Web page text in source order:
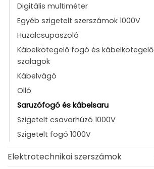
Digitális multiméter
Egyéb szigetelt szerszámok 1000V
Huzalcsupaszoló
Kábelkötegelő fogó és kábelkötegelő
szalagok
Kábelvágó
Olló
Saruzófogó és kábelsaru
Szigetelt csavarhúzó 1000V
Szigetelt fogó 1000V
Elektrotechnikai szerszámok